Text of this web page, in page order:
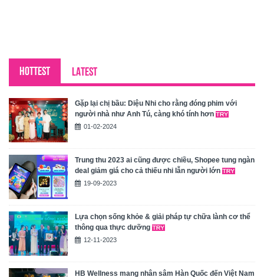
HOTTEST LATEST
Gặp lại chị bầu: Diệu Nhi cho rằng đóng phim với
người nhà như Anh Tú, càng khó tính hơn
01-02-2024
Trung thu 2023 ai cũng được chiều, Shopee tung ngàn
deal giảm giá cho cả thiếu nhi lẫn người lớn
19-09-2023
Lựa chọn sống khỏe & giải pháp tự chữa lành cơ thể
thông qua thực dưỡng
12-11-2023
HB Wellness mang nhân sâm Hàn Quốc đến Việt Nam